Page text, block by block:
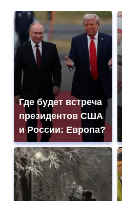
Где будет встреча
президентов США
и России: Европа?